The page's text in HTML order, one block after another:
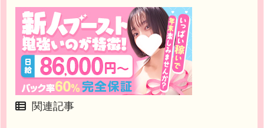
関連記事